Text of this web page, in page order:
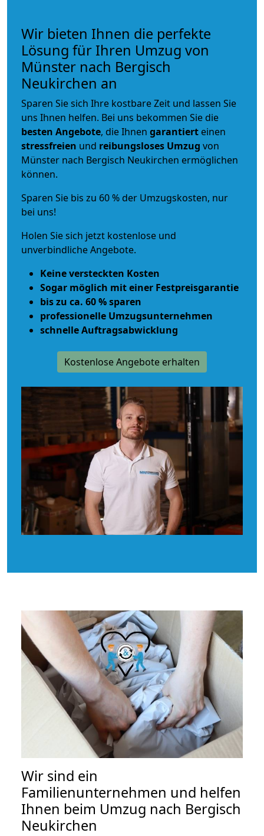
Wir bieten Ihnen die perfekte
Lösung für Ihren Umzug von
Münster nach Bergisch
Neukirchen an
Sparen Sie sich Ihre kostbare Zeit und lassen Sie
uns Ihnen helfen. Bei uns bekommen Sie die
besten Angebote, die Ihnen garantiert einen
stressfreien und reibungsloses Umzug von
Münster nach Bergisch Neukirchen ermöglichen
können.
Sparen Sie bis zu 60 % der Umzugskosten, nur
bei uns!
Holen Sie sich jetzt kostenlose und
unverbindliche Angebote.
Keine versteckten Kosten
Sogar möglich mit einer Festpreisgarantie
bis zu ca. 60 % sparen
professionelle Umzugsunternehmen
schnelle Auftragsabwicklung
Kostenlose Angebote erhalten
Wir sind ein
Familienunternehmen und helfen
Ihnen beim Umzug nach Bergisch
Neukirchen